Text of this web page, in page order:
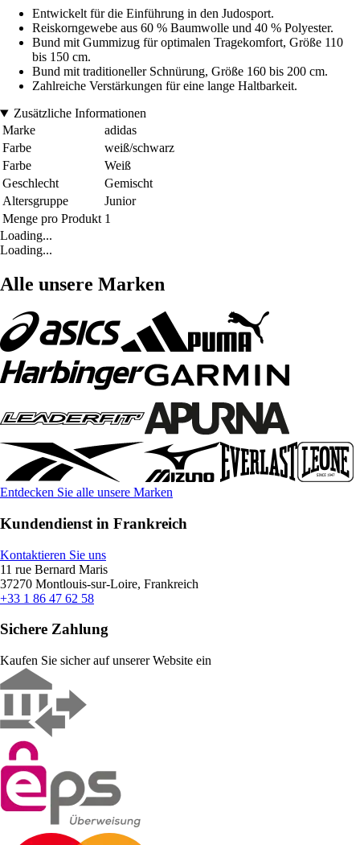
Entwickelt für die Einführung in den Judosport.
Reiskorngewebe aus 60 % Baumwolle und 40 % Polyester.
Bund mit Gummizug für optimalen Tragekomfort, Größe 110
bis 150 cm.
Bund mit traditioneller Schnürung, Größe 160 bis 200 cm.
Zahlreiche Verstärkungen für eine lange Haltbarkeit.
Zusätzliche Informationen
Marke
adidas
Farbe
weiß/schwarz
Farbe
Weiß
Geschlecht
Gemischt
Altersgruppe
Junior
Menge pro Produkt 1
Loading...
Loading...
Alle unsere Marken
Entdecken Sie alle unsere Marken
Kundendienst in Frankreich
Kontaktieren Sie uns
11 rue Bernard Maris
37270 Montlouis-sur-Loire, Frankreich
+33 1 86 47 62 58
Sichere Zahlung
Kaufen Sie sicher auf unserer Website ein